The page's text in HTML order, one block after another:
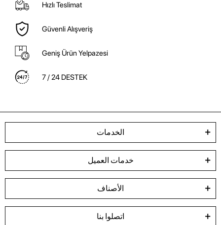
Hızlı Teslimat
Güvenli Alışveriş
Geniş Ürün Yelpazesi
7 / 24 DESTEK
الخدمات
خدمات العميل
الأصناف
اتصلوا بنا